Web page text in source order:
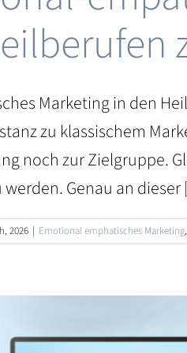
Marketing in den
zu klassischem
noch zur Zielgruppe.
Genau an dieser
2026 | Emotional emphatisches Marketing,